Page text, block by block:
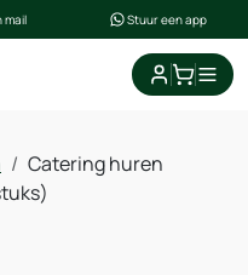
mail Stuur een app
Catering huren